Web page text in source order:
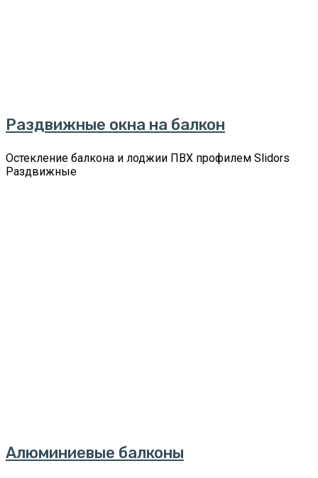
Раздвижные окна на балкон
Остекление балкона и лоджии ПВХ профилем Slidors
Раздвижные
Алюминиевые балконы